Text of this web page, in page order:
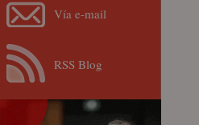
Vía e-mail
RSS Blog